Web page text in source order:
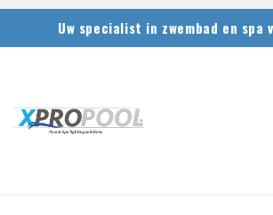
Uw specialist in zwembad en